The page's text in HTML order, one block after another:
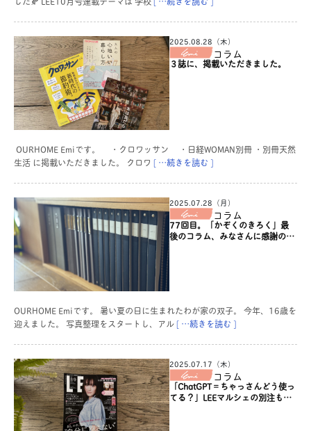
2025.08.28（木）
コラム
３誌に、掲載いただきました。
OURHOME Emiです。 ・クロワッサン ・日経WOMAN別冊 ・別冊天然
生活 に掲載いただきました。 クロワ [ …続きを読む ]
2025.07.28（月）
コラム
77回目。「かぞくのきろく」最
後のコラム、みなさんに感謝の気
OURHOME Emiです。 暑い夏の日に生まれたわが家の双子。 今年、16歳を
迎えました。 写真整理をスタートし、アル[ …続きを読む ]
2025.07.17（木）
コラム
「ChatGPT＝ちゃっさんどう使っ
てる？」LEEマルシェの別注も！